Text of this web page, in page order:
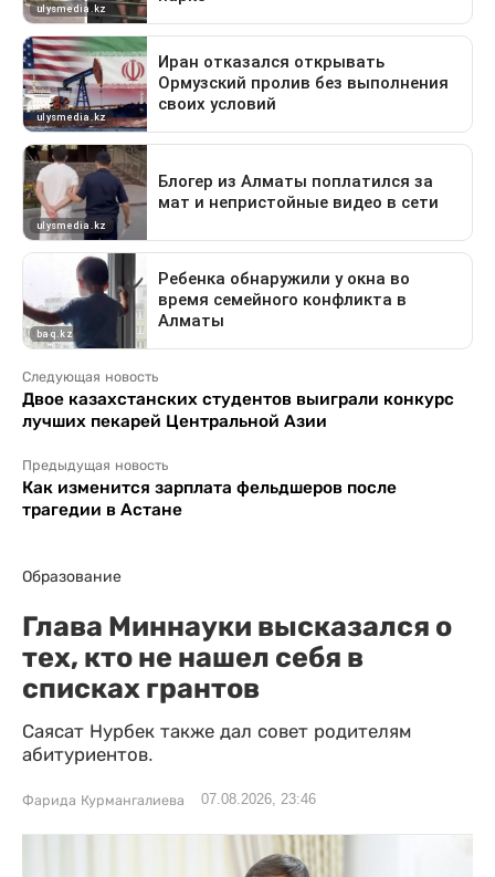
Следующая новость
Двое казахстанских студентов выиграли конкурс
лучших пекарей Центральной Азии
Предыдущая новость
Как изменится зарплата фельдшеров после
трагедии в Астане
Образование
Глава Миннауки высказался о
тех, кто не нашел себя в
списках грантов
Саясат Нурбек также дал совет родителям
абитуриентов.
Фарида Курмангалиева 07.08.2026, 23:46